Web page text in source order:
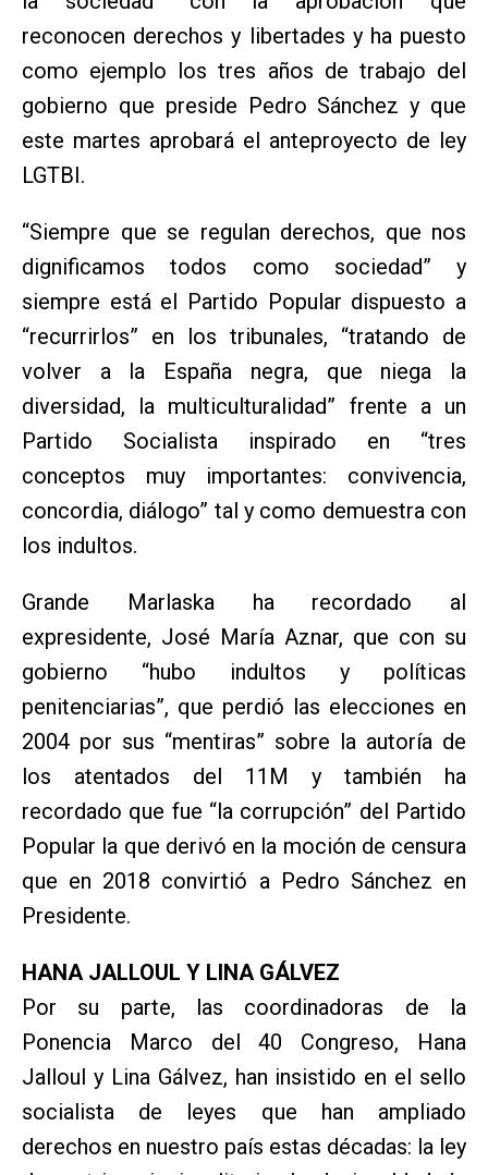
reconocen derechos y libertades y ha puesto
como ejemplo los tres años de trabajo del
gobierno que preside Pedro Sánchez y que
este martes aprobará el anteproyecto de ley
LGTBI.
“Siempre que se regulan derechos, que nos
dignificamos todos como sociedad” y
siempre está el Partido Popular dispuesto a
“recurrirlos” en los tribunales, “tratando de
volver a la España negra, que niega la
diversidad, la multiculturalidad” frente a un
Partido Socialista inspirado en “tres
conceptos muy importantes: convivencia,
concordia, diálogo” tal y como demuestra con
los indultos.
Grande Marlaska ha recordado al
expresidente, José María Aznar, que con su
gobierno “hubo indultos y políticas
penitenciarias”, que perdió las elecciones en
2004 por sus “mentiras” sobre la autoría de
los atentados del 11M y también ha
recordado que fue “la corrupción” del Partido
Popular la que derivó en la moción de censura
que en 2018 convirtió a Pedro Sánchez en
Presidente.
HANA JALLOUL Y LINA GÁLVEZ
Por su parte, las coordinadoras de la
Ponencia Marco del 40 Congreso, Hana
Jalloul y Lina Gálvez, han insistido en el sello
socialista de leyes que han ampliado
derechos en nuestro país estas décadas: la ley